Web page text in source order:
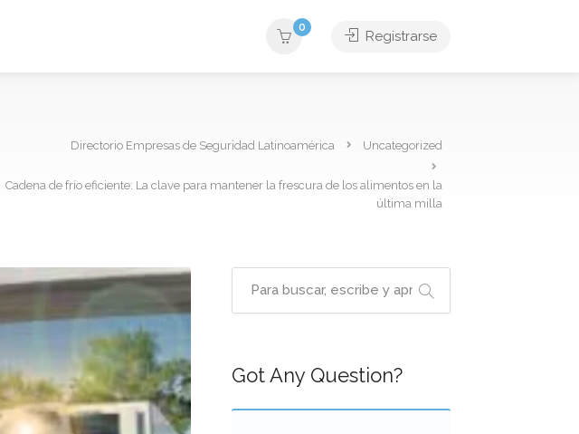
0
Registrarse
Directorio Empresas de Seguridad Latinoamérica Uncategorized
Cadena de frío eficiente: La clave para mantener la frescura de los alimentos en la
última milla
Got Any Question?